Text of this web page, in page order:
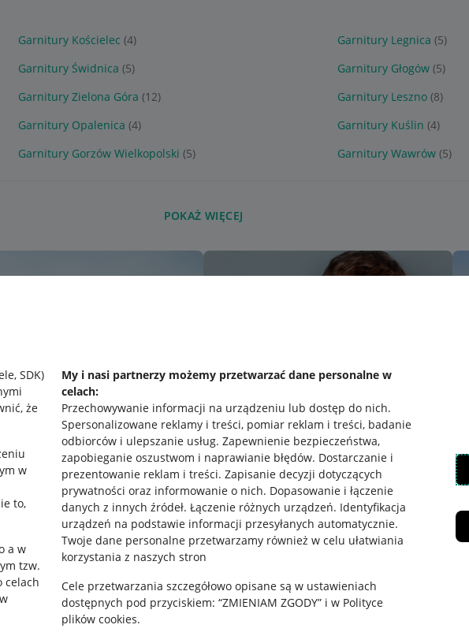
SDK)
że
w
to,
a w
tzw.
celach
My i nasi partnerzy możemy przetwarzać dane personalne w
celach:
Przechowywanie informacji na urządzeniu lub dostęp do nich.
Spersonalizowane reklamy i treści, pomiar reklam i treści, badanie
odbiorców i ulepszanie usług. Zapewnienie bezpieczeństwa,
zapobieganie oszustwom i naprawianie błędów. Dostarczanie i
prezentowanie reklam i treści. Zapisanie decyzji dotyczących
prywatności oraz informowanie o nich. Dopasowanie i łączenie
danych z innych źródeł. Łączenie różnych urządzeń. Identyfikacja
urządzeń na podstawie informacji przesyłanych automatycznie.
Twoje dane personalne przetwarzamy również w celu ułatwiania
korzystania z naszych stron
Cele przetwarzania szczegółowo opisane są w ustawieniach
dostępnych pod przyciskiem: “ZMIENIAM ZGODY” i w Polityce
plików cookies.
Garnitury Kościelec (4) Garnitury Legnica (5)
Garnitury Świdnica (5) Garnitury Głogów (5)
Garnitury Zielona Góra (12) Garnitury Leszno (8)
Garnitury Opalenica (4) Garnitury Kuślin (4)
Garnitury Gorzów Wielkopolski (5) Garnitury Wawrów (5)
POKAŻ WIĘCEJ
"cookies"
plików "cookies"
Pobierz aplikację